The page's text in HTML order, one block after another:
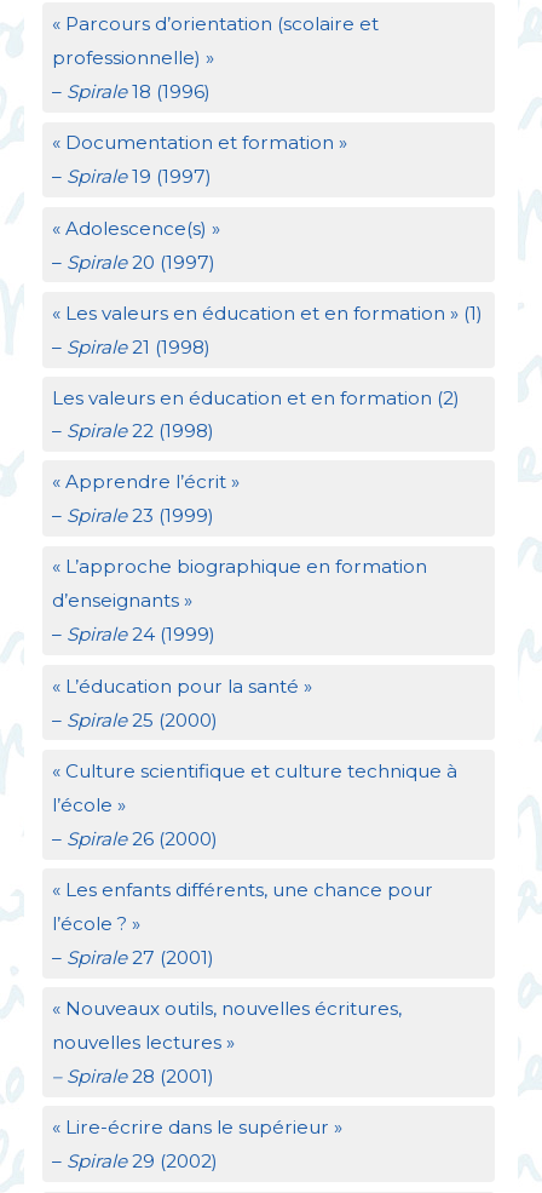
« Parcours d’orientation (scolaire et
professionnelle) »
– Spirale18 (1996)
« Documentation et formation »
– Spirale19 (1997)
« Adolescence(s) »
– Spirale20 (1997)
« Les valeurs en éducation et en formation » (1)
– Spirale21 (1998)
Les valeurs en éducation et en formation (2)
–Spirale22 (1998)
« Apprendre l’écrit »
– Spirale23 (1999)
« L’approche biographique en formation
d’enseignants »
– Spirale24 (1999)
« L’éducation pour la santé »
– Spirale25 (2000)
« Culture scientifique et culture technique à
l’école »
– Spirale26 (2000)
« Les enfants différents, une chance pour
l’école ? »
– Spirale27 (2001)
« Nouveaux outils, nouvelles écritures,
nouvelles lectures »
– Spirale28 (2001)
« Lire-écrire dans le supérieur »
– Spirale29 (2002)